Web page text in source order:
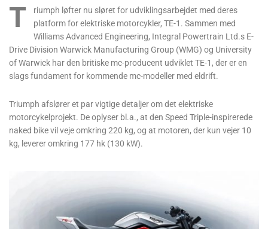
T
riumph løfter nu sløret for udviklingsarbejdet med deres
platform for elektriske motorcykler, TE-1. Sammen med
Williams Advanced Engineering, Integral Powertrain Ltd.s E-
Drive Division Warwick Manufacturing Group (WMG) og University
of Warwick har den britiske mc-producent udviklet TE-1, der er en
slags fundament for kommende mc-modeller med eldrift.
Triumph afslører et par vigtige detaljer om det elektriske
motorcykelprojekt. De oplyser bl.a., at den Speed ​​Triple-inspirerede
naked bike vil veje omkring 220 kg, og at motoren, der kun vejer 10
kg, leverer omkring 177 hk (130 kW).